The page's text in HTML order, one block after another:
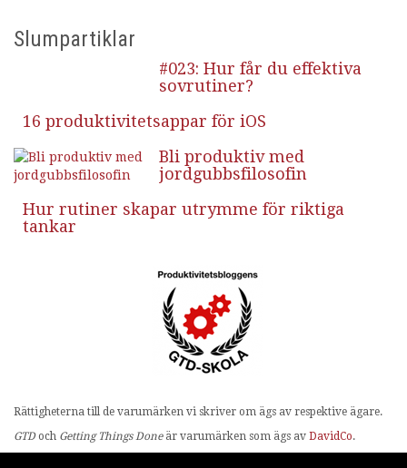
Slumpartiklar
#023: Hur får du effektiva
sovrutiner?
16 produktivitetsappar för iOS
Bli produktiv med
jordgubbsfilosofin
Hur rutiner skapar utrymme för riktiga
tankar
Rättigheterna till de varumärken vi skriver om ägs av respektive ägare.
GTDoch Getting Things Doneär varumärken som ägs av DavidCo.